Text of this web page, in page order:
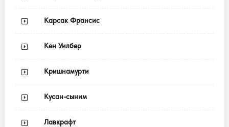
Карсак Франсис
Кен Уилбер
Кришнамурти
Кусан-сыним
Лавкрафт